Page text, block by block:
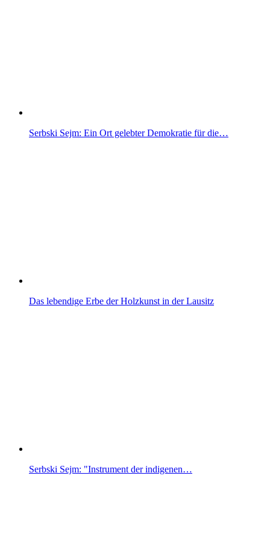
Serbski Sejm: Ein Ort gelebter Demokratie für die…
Das lebendige Erbe der Holzkunst in der Lausitz
Serbski Sejm: "Instrument der indigenen…